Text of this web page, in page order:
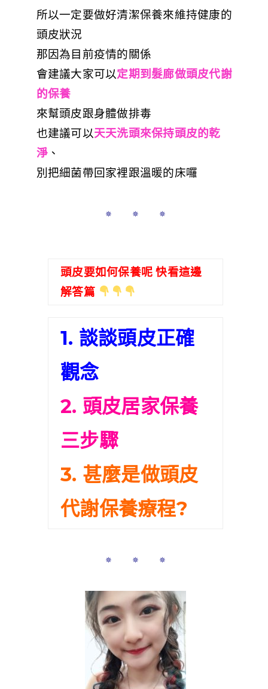
所以一定要做好清潔保養來維持健康的
頭皮狀況
那因為目前疫情的關係
會建議大家可以定期到髮廊做頭皮代謝
的保養
來幫頭皮跟身體做排毒
也建議可以天天洗頭來保持頭皮的乾
淨、
別把細菌帶回家裡跟溫暖的床囉
✵ ✵ ✵
頭皮要如何保養呢 快看這邊
解答篇
1. 談談頭皮正確
觀念
2. 頭皮居家保養
三步驟
3. 甚麼是做頭皮
代謝保養療程?
✵ ✵ ✵